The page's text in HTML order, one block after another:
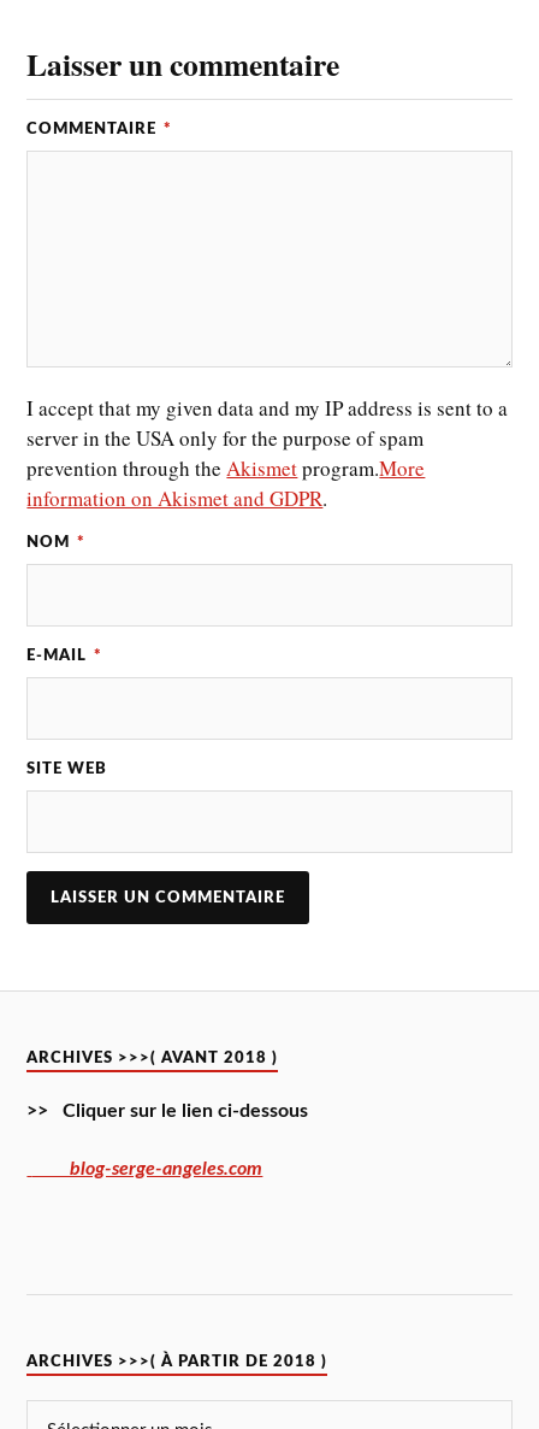
Laisser un commentaire
COMMENTAIRE *
I accept that my given data and my IP address is sent to a
server in the USA only for the purpose of spam
prevention through theAkismetprogram.More
information on Akismet and GDPR.
NOM *
E-MAIL *
SITE WEB
ARCHIVES >>>( AVANT 2018 )
>> Cliquer sur le lien ci-dessous
blog-serge-angeles.com
ARCHIVES >>>( À PARTIR DE 2018 )